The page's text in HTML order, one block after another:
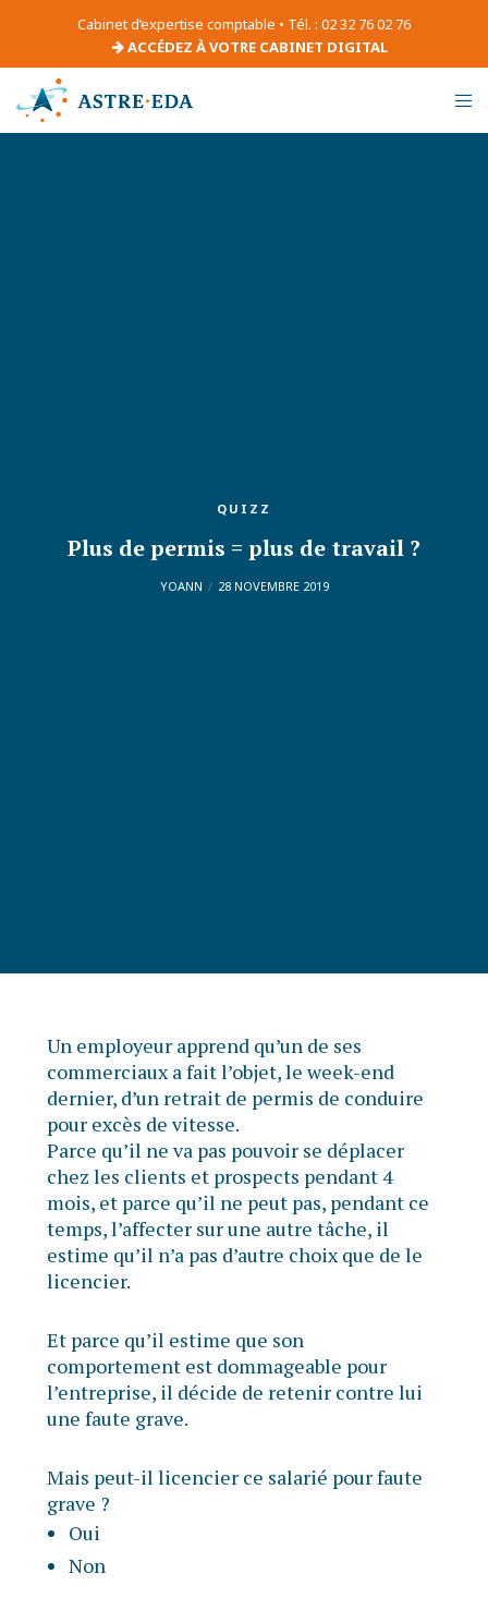
Cabinet d’expertise comptable • Tél. : 02 32 76 02 76
ACCÉDEZ À VOTRE CABINET DIGITAL
QUIZZ
Plus de permis = plus de travail ?
YOANN 28 NOVEMBRE 2019
Un employeur apprend qu’un de ses
commerciaux a fait l’objet, le week-end
dernier, d’un retrait de permis de conduire
pour excès de vitesse.
Parce qu’il ne va pas pouvoir se déplacer
chez les clients et prospects pendant 4
mois, et parce qu’il ne peut pas, pendant ce
temps, l’affecter sur une autre tâche, il
estime qu’il n’a pas d’autre choix que de le
licencier.
Et parce qu’il estime que son
comportement est dommageable pour
l’entreprise, il décide de retenir contre lui
une faute grave.
Mais peut-il licencier ce salarié pour faute
grave ?
Oui
Non